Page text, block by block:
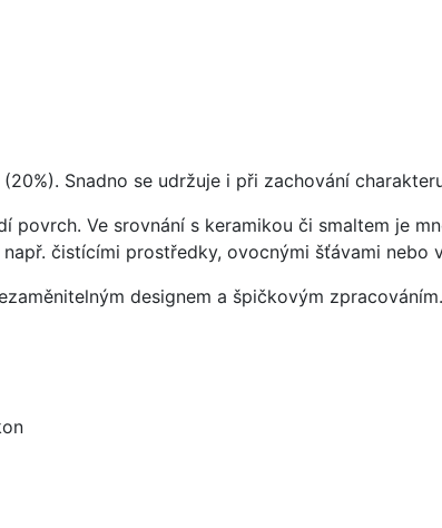
Snadno se udržuje i při zachování
Ve srovnání s keramikou či smaltem je
čistícími prostředky, ovocnými šťávami nebo
designem a špičkovým zpracováním.